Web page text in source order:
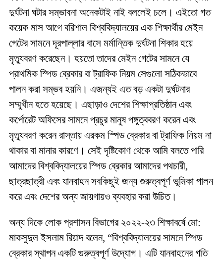
দুর্ঘটনা ঘটার সম্ভাবনা অনেকটাই নাই বললেই চলে। এইতো গত
কয়েক মাস আগে বরিশাল বিশ্ববিদ্যালয়ের এক শিক্ষার্থীর মেইন
গেটের সামনে দূরপাল্লার বাসে মর্মান্তিক দুর্ঘটনা শিকার হয়ে
মৃত্যুবরণ করেছেন। হয়তো তাদের মেইন গেটের সামনে যে
প্রাথমিক স্পিড ব্রেকার বা ট্রাফিক নিয়ম সেগুলো সঠিকভাবে
পালন করা সম্ভব হয়নি। এজন্যই এত বড় একটা দুর্ঘটনার
সম্মুখীন হতে হয়েছে। এছাড়াও দেশের শিক্ষাপ্রতিষ্ঠান এবং
কর্পোরেট অফিসের সামনে প্রচুর মানুষ পঙ্গুত্ববরণ করেন এবং
মৃত্যুবরণ করেন রাস্তায় এরকম স্পিড ব্রেকার বা ট্রাফিক নিয়ম না
থাকার বা মানার কারণে। সেই দৃষ্টিকোণ থেকে আমি বলতে পারি
আমাদের বিশ্ববিদ্যালয়ের স্পিড ব্রেকার আমাদের পথচারী,
ছাত্রছাত্রী এবং যানবাহন সবকিছুই জন্য গুরুত্বপূর্ণ ভূমিকা পালন
করে এবং দেশের অন্য জায়গায়ও ব্যবহার করা উচিত।
অন্য দিকে লোক প্রশাসন বিভাগের ২০২২-২৩ শিক্ষাবর্ষে মো:
মাকসুদুল ইসলাম রিয়াদ বলেন, “বিশ্ববিদ্যালয়ের সামনে স্পিড
ব্রেকার স্থাপন একটি গুরুত্বপূর্ণ উদ্যোগ। এটি যানবাহনের গতি